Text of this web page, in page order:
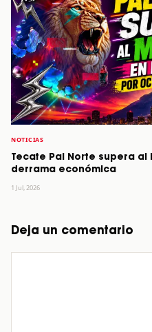
NOTICIAS
Tecate Pal Norte supera al
derrama económica
1 Jul, 2026
Deja un comentario
Comentario